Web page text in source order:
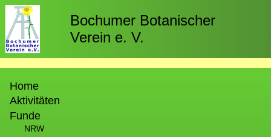
Direkt
zum
Inhalt
Bochumer Botanischer
Verein e. V.
Home
Aktivitäten
Funde
NRW